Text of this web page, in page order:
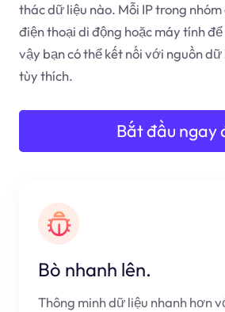
thác dữ liệu nào. Mỗi IP trong
điện thoại di động hoặc máy tính
vậy bạn có thể kết nối với nguồn
tùy thích.
Bắt đầu ngay
Bò nhanh lên.
Thông minh dữ liệu nhanh hơn